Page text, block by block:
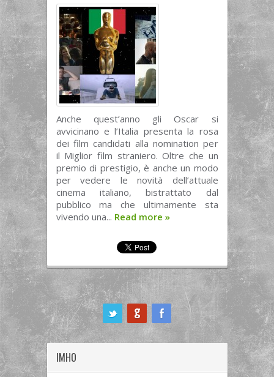
Anche quest’anno gli Oscar si
avvicinano e l’Italia presenta la rosa
dei film candidati alla nomination per
il Miglior film straniero. Oltre che un
premio di prestigio, è anche un modo
per vedere le novità dell’attuale
cinema italiano, bistrattato dal
pubblico ma che ultimamente sta
vivendo una... Read more »
IMHO